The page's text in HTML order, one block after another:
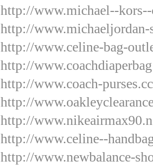
http://www.michael--kors--
http://www.michaeljordan-
http://www.celine-bag-
http://
http://www.coach-purses.cc
http://
http://
http://www.celine--
http://www.newbalance-